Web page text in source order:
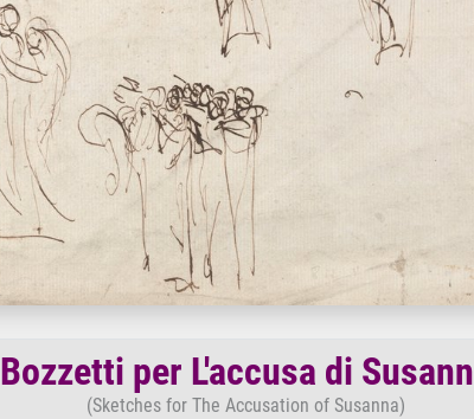
Bozzetti per L'accusa di
(Sketches for The Accusation of Susanna)